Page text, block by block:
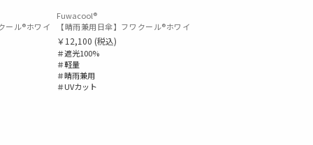
ジオメタリックラメ 遮光100 UV100
ール®ホワイト（Fuwacool® White）バイカラー 1級遮光 遮熱 UV99%以上
Fuwacool®
【晴雨兼用日傘】フワクール®ホワイト（Fuwacool® White）ボタ
￥12,100 (税込)
＃遮光100%
＃軽量
＃晴雨兼用
＃UVカット